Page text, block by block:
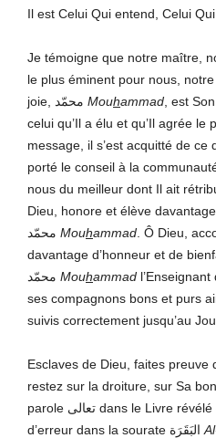
Il est Celui Qui entend, Celui Qui
Je témoigne que notre maître,
le plus éminent pour nous,
Mouhammad , est
celui qu’Il a élu et qu’Il agrée le
message, il s’est acquitté de ce
porté le conseil à la
nous du meilleur dont Il ait
Dieu, honore et élève
Mouhammad . Ô Dieu,
davantage d’honneur et de
Mouhammad
ses compagnons bons et purs
suivis correctement jusqu’au
Esclaves de Dieu, faites preuve
restez sur la droiture, sur Sa
parole تعالى dans le Livre révélé qui ne comporte pas